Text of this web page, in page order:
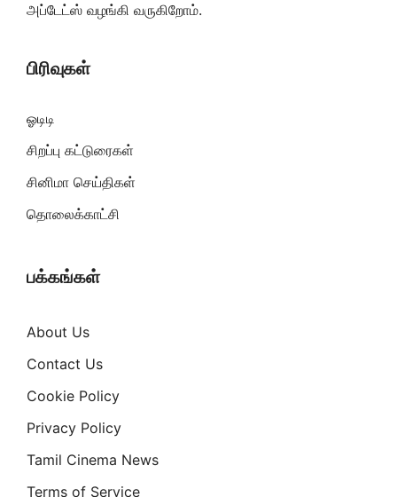
அப்டேட்ஸ் வழங்கி வருகிறோம்.
பிரிவுகள்
ஓடிடி
சிறப்பு கட்டுரைகள்
சினிமா செய்திகள்
தொலைக்காட்சி
பக்கங்கள்
About Us
Contact Us
Cookie Policy
Privacy Policy
Tamil Cinema News
Terms of Service